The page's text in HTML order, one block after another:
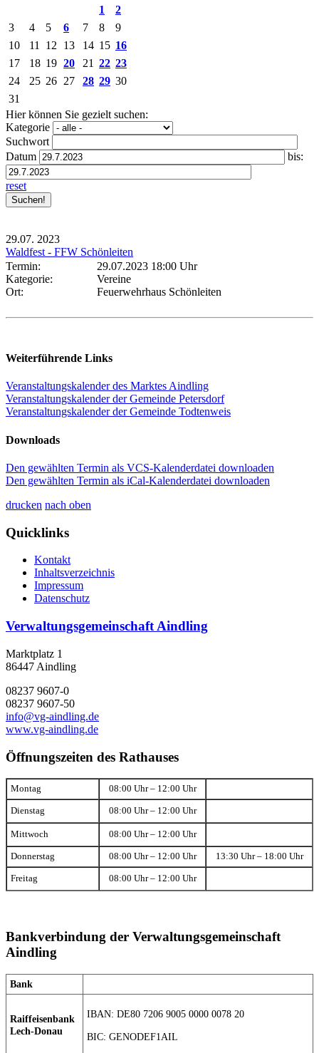
1
2
3
4 5 6 7 8
9
10
11 12 13 14 15 16
17
18 19 20 21 22 23
24
25 26 27 28 29 30
31
Hier können Sie gezielt suchen:
Kategorie
Suchwort
Datum
bis:
reset
29.07. 2023
Waldfest - FFW Schönleiten
Termin:
29.07.2023 18:00 Uhr
Kategorie:
Vereine
Ort:
Feuerwehrhaus Schönleiten
Weiterführende Links
Veranstaltungskalender des Marktes Aindling
Veranstaltungskalender der Gemeinde Petersdorf
Veranstaltungskalender der Gemeinde Todtenweis
Downloads
Den gewählten Termin als VCS-Kalenderdatei downloaden
Den gewählten Termin als iCal-Kalenderdatei downloaden
drucken nach oben
Quicklinks
Kontakt
Inhaltsverzeichnis
Impressum
Datenschutz
Verwaltungsgemeinschaft Aindling
Marktplatz 1
86447 Aindling
08237 9607-0
08237 9607-50
info@vg-aindling.de
www.vg-aindling.de
Öffnungszeiten des Rathauses
Montag 08:00 Uhr – 12:00 Uhr
Dienstag 08:00 Uhr – 12:00 Uhr
Mittwoch 08:00 Uhr – 12:00 Uhr
Donnerstag 08:00 Uhr – 12:00 Uhr 13:30 Uhr – 18:00 Uhr
Freitag 08:00 Uhr – 12:00 Uhr
Bankverbindung der Verwaltungsgemeinschaft
Aindling
Bank
Raiffeisenbank
Lech-Donau
IBAN: DE80 7206 9005 0000 0078 20
BIC: GENODEF1AIL